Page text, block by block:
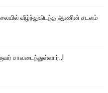
வீழ்ந்துகிடந்த ஆணின் சடலம்
சாவடைந்துள்ளார்..!